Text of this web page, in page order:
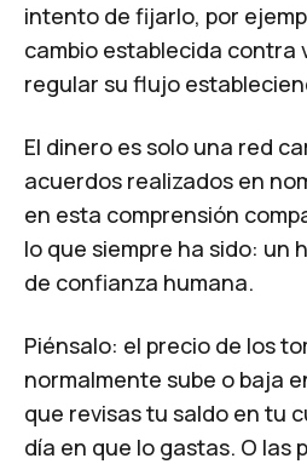
intento de fijarlo, por
cambio establecida contra
regular su flujo
El dinero es solo una red
acuerdos realizados en
en esta comprensión
lo que siempre ha sido: un
de confianza humana.
Piénsalo: el precio de los
normalmente sube o baja
que revisas tu saldo en tu
día en que lo gastas. O las